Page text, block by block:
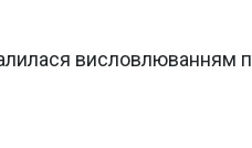
висловлюванням